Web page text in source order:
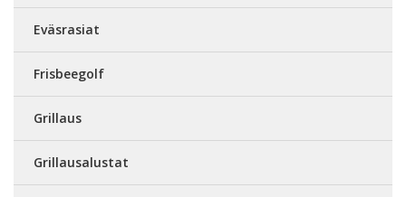
Eväsrasiat
Frisbeegolf
Grillaus
Grillausalustat